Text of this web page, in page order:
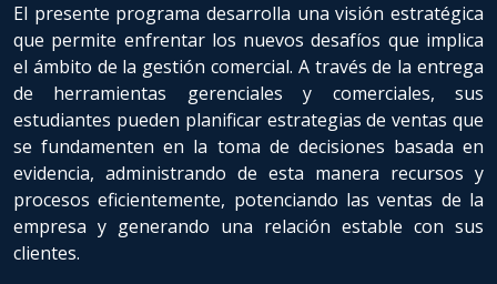
El presente programa desarrolla una visión estratégica
que permite enfrentar los nuevos desafíos que implica
el ámbito de la gestión comercial. A través de la entrega
de herramientas gerenciales y comerciales, sus
estudiantes pueden planificar estrategias de ventas que
se fundamenten en la toma de decisiones basada en
evidencia, administrando de esta manera recursos y
procesos eficientemente, potenciando las ventas de la
empresa y generando una relación estable con sus
clientes.